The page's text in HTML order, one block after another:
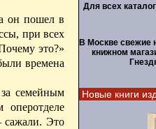
он пошел в
при всех
это?»
времена
семейным
сажали. Это
Для всех
В Москве свежие
книжном
Новые книги